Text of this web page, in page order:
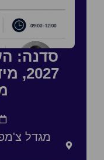
סדנה:
מגדל